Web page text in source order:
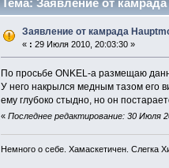
Тема: Заявление от
Заявление от камрада
« : 29 Июля 2010, 20:03:30 »
По просьбе ONKEL-а размещаю
У него накрылся медным тазом его
ему глубоко стыдно, но он
« Последнее редактирование: 30 Июля
Немного о себе. Хамаскетичен. Слегка